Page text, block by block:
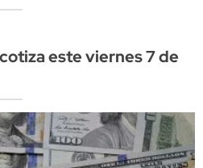
este viernes 7 de